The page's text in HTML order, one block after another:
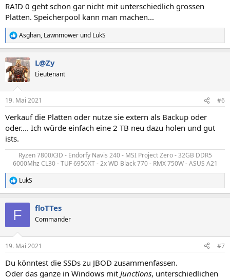
RAID 0 geht schon gar nicht mit unterschiedlich grossen
Platten. Speicherpool kann man machen...
R
e
k
t
i
e
:
Asghan, Lawnmower und LukS
L@Zy
Lieutenant
19. Mai 2021 #6
Verkauf die Platten oder nutze sie extern als Backup oder
oder.... Ich würde einfach eine 2 TB neu dazu holen und gut
ists.
Ryzen 7800X3D - Endorfy Navis 240 - MSI Project Zero - 32GB DDR5
6000Mhz CL30 - TUF 6950XT - 2x WD Black 770 - RMX 750W - ASUS A21​
R
e
e
:
LukS
F floTTes
Commander
19. Mai 2021 #7
Du könntest die SSDs zu JBOD zusammenfassen.
Oder das ganze in Windows mit Junctions, unterschiedlichen